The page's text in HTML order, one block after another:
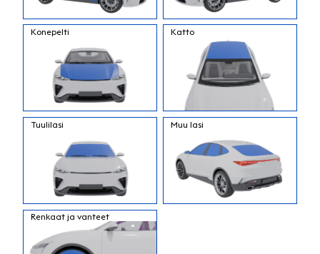
Konepelti Katto
Tuulilasi Muu lasi
Renkaat ja vanteet